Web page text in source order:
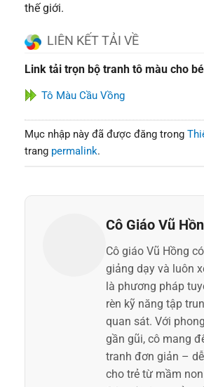
thế giới.
LIÊN KẾT TẢI VỀ
Link tải trọn bộ tranh tô màu cho
Tô Màu Cầu Vồng
Mục nhập này đã được đăng trong
trang permalink.
Cô Giáo Vũ
Cô giáo Vũ Hồng
giảng dạy và luôn
là phương pháp
rèn kỹ năng tập
quan sát. Với
gần gũi, cô mang
tranh đơn giản –
cho trẻ từ mầm